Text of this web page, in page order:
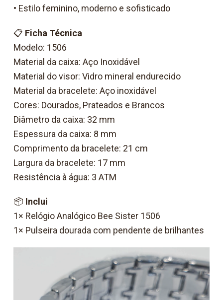
• Estilo feminino, moderno e sofisticado
📋 Ficha Técnica
Modelo: 1506
Material da caixa: Aço Inoxidável
Material do visor: Vidro mineral endurecido
Material da bracelete: Aço inoxidável
Cores: Dourados, Prateados e Brancos
Diâmetro da caixa: 32 mm
Espessura da caixa: 8 mm
Comprimento da bracelete: 21 cm
Largura da bracelete: 17 mm
Resistência à água: 3 ATM
📦 Inclui
1× Relógio Analógico Bee Sister 1506
1× Pulseira dourada com pendente de brilhantes